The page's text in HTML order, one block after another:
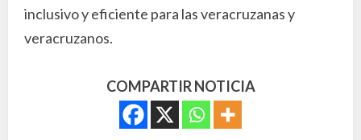
inclusivo y eficiente para las veracruzanas y
veracruzanos.
COMPARTIR NOTICIA